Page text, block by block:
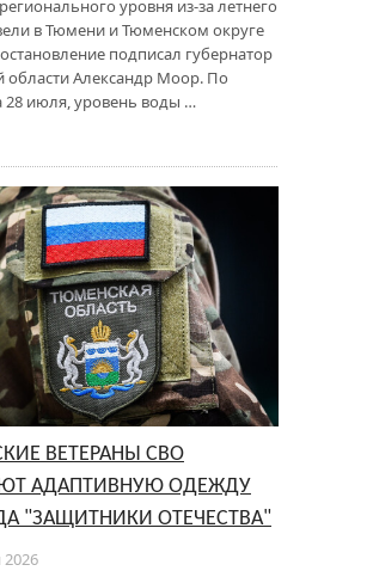
уровня из-за летнего
в Тюмени и Тюменском округе
подписал губернатор
области Александр Моор. По
июля, уровень воды …
ВЕТЕРАНЫ СВО
АДАПТИВНУЮ ОДЕЖДУ
"ЗАЩИТНИКИ ОТЕЧЕСТВА"